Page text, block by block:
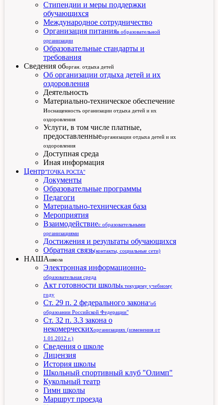
Стипендии и меры поддержки
обучающихся
Международное сотрудничество
Организация питанияв образовательной
организации
Образовательные стандарты и
требования
Сведения оборган. отдыха детей
Об организации отдыха детей и их
оздоровления
Деятельность
Материально-техническое обеспечение
иоснащенность организации отдыха детей и их
оздоровления
Услуги, в том числе платные,
предоставленныеорганизации отдыха детей и их
оздоровления
Доступная среда
Иная информация
Центр"ТОЧКА РОСТА"
Документы
Образовательные программы
Педагоги
Материально-техническая база
Мероприятия
Взаимодействиес образовательными
организациями
Достижения и результаты обучающихся
Обратная связь(контакты, социальные сети)
НАШАшкола
Электронная информационно-
образовательная среда
Акт готовности школык текущему учебному
году
Ст. 29 п. 2 федерального закона"об
образоании Российской Федерации"
Ст. 32 п. 3.3 закона о
некомерческихорганизациях (изменения от
1.01.2012 г.)
Сведения о школе
Лицензия
История школы
Школьный спортивный клуб "Олимп"
Кукольный театр
Гимн школы
Маршрут проезда